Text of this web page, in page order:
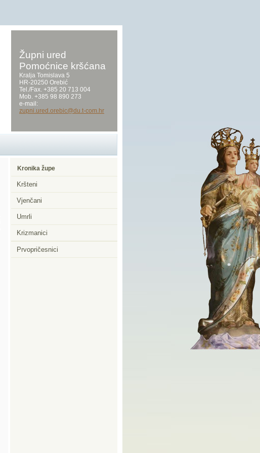
Župni ured
Pomoćnice kršćana
Kralja Tomislava 5
HR-20250 Orebić
Tel./Fax. +385 20 713 004
Mob. +385 98 890 273
e-mail:
zupni.ured.orebic@du.t-com.hr
Kronika župe
Kršteni
Vjenčani
Umrli
Krizmanici
Prvopričesnici